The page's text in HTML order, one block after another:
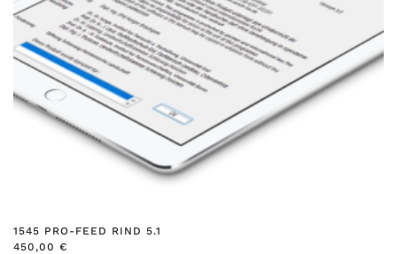
1545 PRO-FEED RIND 5.1
450,00 €